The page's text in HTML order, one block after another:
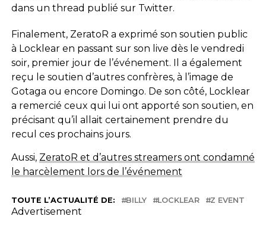
dans un thread publié sur Twitter.
Finalement, ZeratoR a exprimé son soutien public
à Locklear en passant sur son live dès le vendredi
soir, premier jour de l’événement. Il a également
reçu le soutien d’autres confrères, à l’image de
Gotaga ou encore Domingo. De son côté, Locklear
a remercié ceux qui lui ont apporté son soutien, en
précisant qu’il allait certainement prendre du
recul ces prochains jours.
Aussi, ZeratoR et d’autres streamers ont condamné
le harcèlement lors de l’événement
TOUTE L’ACTUALITÉ DE: BILLY LOCKLEAR Z EVENT
Advertisement